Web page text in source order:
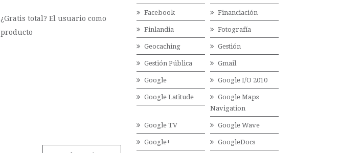
¿Gratis total? El usuario como
producto
Facebook Financiación
Finlandia Fotografía
Geocaching Gestión
Gestión Pública Gmail
Google Google I/O 2010
Google Latitude
Google Maps
Navigation
Google TV Google Wave
Google+ GoogleDocs